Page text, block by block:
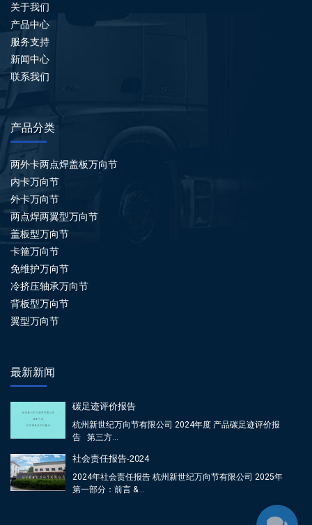
关于我们
产品中心
服务支持
新闻中心
联系我们
产品分类
两外卡两点焊盖板万向节
内卡万向节
外卡万向节
两点焊两翼型万向节
盖板型万向节
卡箍万向节
免维护万向节
冷挤压轴承万向节
背板型万向节
翼型万向节
最新新闻
碳足迹评价报告
杭州新世纪万向节有限公司 2024年度 产品碳足迹评价报
告 第三方...
社会责任报告-2024
2024年社会责任报告 杭州新世纪万向节有限公司 2025年
第一部分：前言 &...